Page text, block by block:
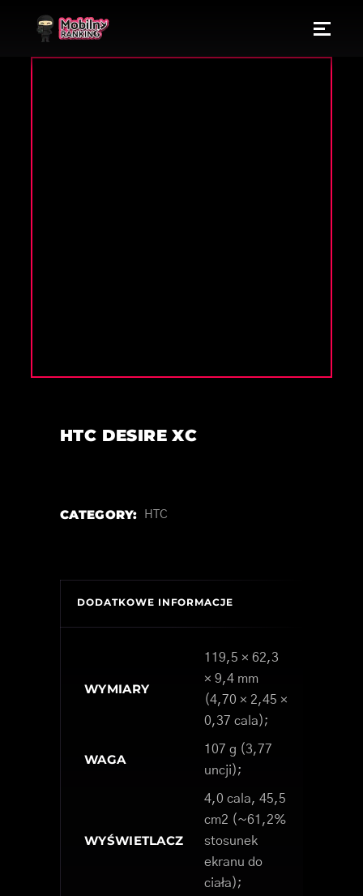
HTC DESIRE XC
CATEGORY: HTC
DODATKOWE INFORMACJE
WYMIARY
119,5 × 62,3
× 9,4 mm
(4,70 × 2,45 ×
0,37 cala);
WAGA
107 g (3,77
uncji);
WYŚWIETLACZ
4,0 cala, 45,5
cm2 (~61,2%
stosunek
ekranu do
ciała);